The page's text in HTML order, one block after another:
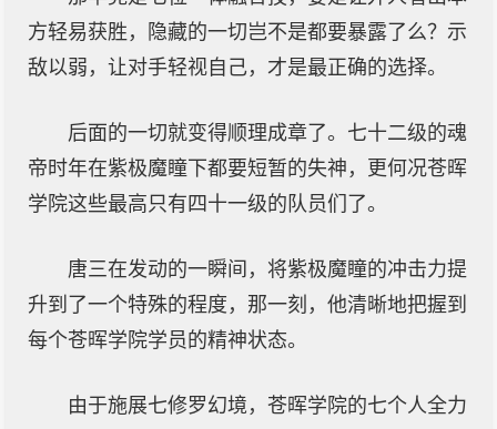
方轻易获胜，隐藏的一切岂不是都要暴露了么？示
敌以弱，让对手轻视自己，才是最正确的选择。
后面的一切就变得顺理成章了。七十二级的魂
帝时年在紫极魔瞳下都要短暂的失神，更何况苍晖
学院这些最高只有四十一级的队员们了。
唐三在发动的一瞬间，将紫极魔瞳的冲击力提
升到了一个特殊的程度，那一刻，他清晰地把握到
每个苍晖学院学员的精神状态。
由于施展七修罗幻境，苍晖学院的七个人全力